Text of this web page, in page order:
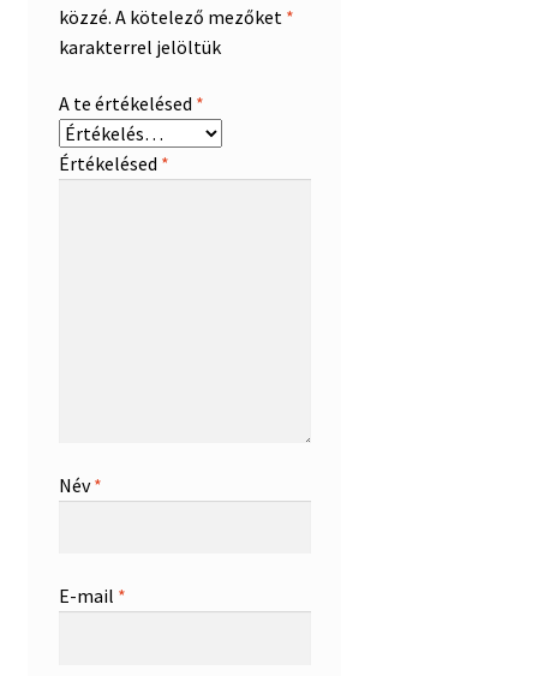
közzé. A kötelező mezőket *
karakterrel jelöltük
A te értékelésed *
Értékelésed *
Név*
E-mail *